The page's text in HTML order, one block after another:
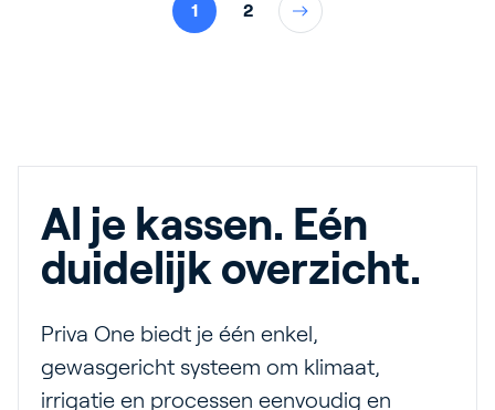
1 2
Al je kassen. Eén
duidelijk overzicht.
Priva One biedt je één enkel,
gewasgericht systeem om klimaat,
irrigatie en processen eenvoudig en